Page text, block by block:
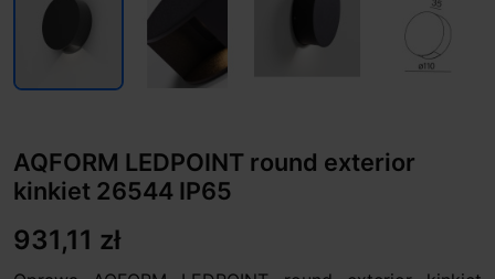
AQFORM LEDPOINT round exterior
kinkiet 26544 IP65
931,11 zł